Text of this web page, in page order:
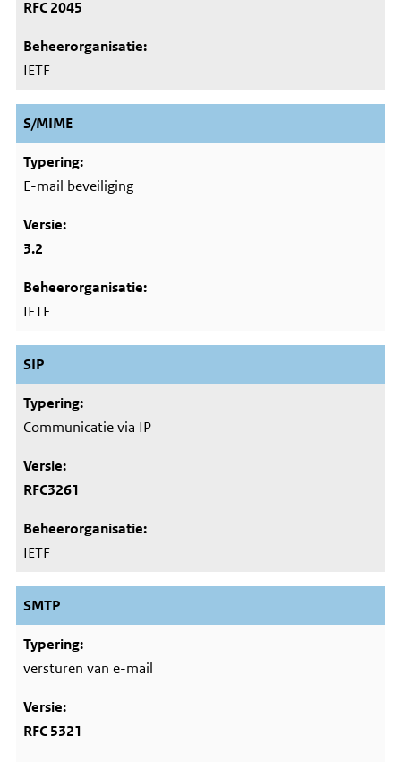
RFC 2045
IETF
S/MIME
E-mail beveiliging
3.2
IETF
SIP
Communicatie via IP
RFC3261
IETF
SMTP
versturen van e-mail
RFC 5321